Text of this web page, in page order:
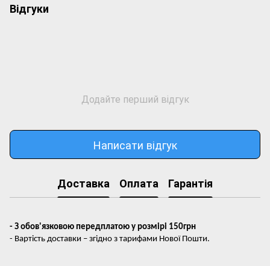
Відгуки
Додайте перший відгук
Написати відгук
Доставка Оплата Гарантія
- З обов'язковою передплатою у розмірі 150грн
- Вартість доставки – згідно з тарифами Нової Пошти.